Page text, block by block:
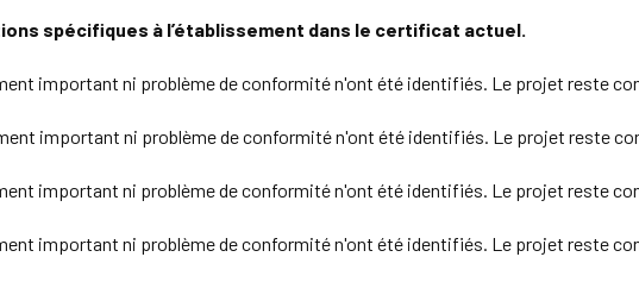
spécifiques à l’établissement dans le certificat actuel.
important ni problème de conformité n'ont été identifiés. Le projet reste
important ni problème de conformité n'ont été identifiés. Le projet reste
important ni problème de conformité n'ont été identifiés. Le projet reste
important ni problème de conformité n'ont été identifiés. Le projet reste